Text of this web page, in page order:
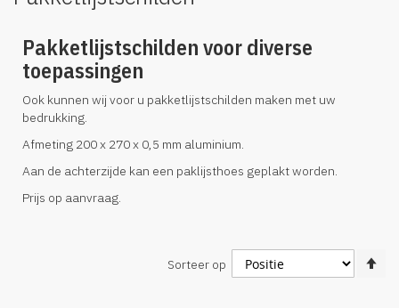
Pakketlijstschilden voor diverse
toepassingen
Ook kunnen wij voor u pakketlijstschilden maken met uw
bedrukking.
Afmeting 200 x 270 x 0,5 mm aluminium.
Aan de achterzijde kan een paklijsthoes geplakt worden.
Prijs op aanvraag.
Sorteer op